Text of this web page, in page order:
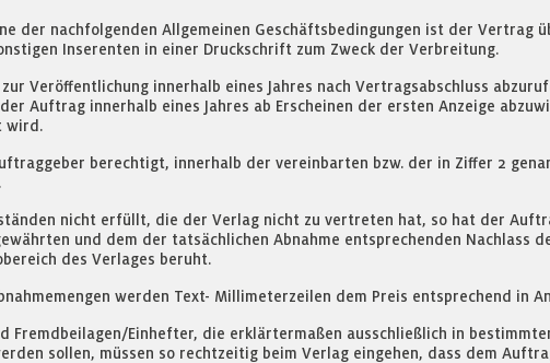
der nachfolgenden Allgemeinen Geschäftsbedingungen ist der Vertrag
Inserenten in einer Druckschrift zum Zweck der Verbreitung.
Veröffentlichung innerhalb eines Jahres nach Vertragsabschluss
Auftrag innerhalb eines Jahres ab Erscheinen der ersten Anzeige
wird.
berechtigt, innerhalb der vereinbarten bzw. der in Ziffer 2
nicht erfüllt, die der Verlag nicht zu vertreten hat, so hat der
und dem der tatsächlichen Abnahme entsprechenden
des Verlages beruht.
werden Text- Millimeterzeilen dem Preis entsprechend in
Fremdbeilagen/Einhefter, die erklärtermaßen ausschließlich in
sollen, müssen so rechtzeitig beim Verlag eingehen, dass dem